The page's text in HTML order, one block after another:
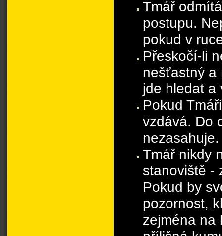
Tmář
postupu.
pokud v
Přeskočí-li
nešťastný a
jde hledat a
Pokud
vzdává. Do
nezasahuje.
Tmář nikdy
stanoviště -
Pokud by
pozornost,
zejména na